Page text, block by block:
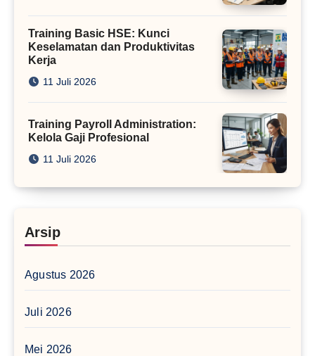
Training Basic HSE: Kunci
Keselamatan dan Produktivitas
Kerja
11 Juli 2026
Training Payroll Administration:
Kelola Gaji Profesional
11 Juli 2026
Arsip
Agustus 2026
Juli 2026
Mei 2026